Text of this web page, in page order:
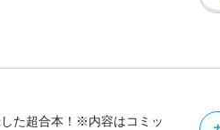
した超合本！※内容はコミッ